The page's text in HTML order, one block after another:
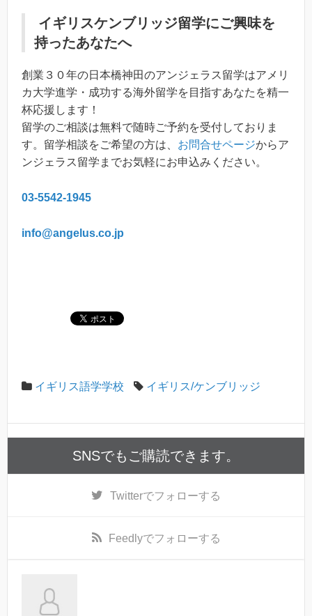
イギリスケンブリッジ留学にご興味を
持ったあなたへ
創業３０年の日本橋神田のアンジェラス留学はアメリ
カ大学進学・成功する海外留学を目指すあなたを精一
杯応援します！
留学のご相談は無料で随時ご予約を受付しておりま
す。留学相談をご希望の方は、 お問合せページからア
ンジェラス留学までお気軽にお申込みください。
03-5542-1945
info@angelus.co.jp
イギリス語学学校 イギリス/ケンブリッジ
SNSでもご購読できます。
Twitterでフォローする
Feedlyでフォローする